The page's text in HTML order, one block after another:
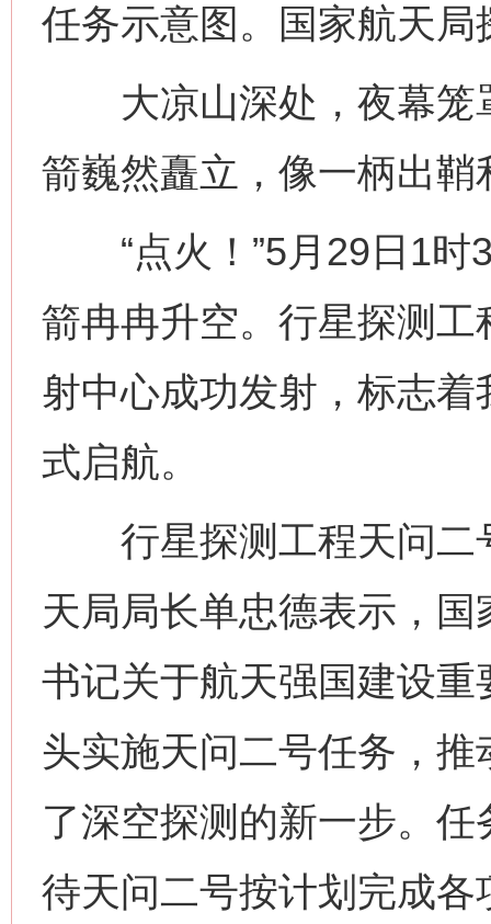
任务示意图。国家航天
大凉山深处，夜幕笼
箭巍然矗立，像一柄出鞘
“点火！”5月29日1时
箭冉冉升空。行星探测
射中心成功发射，标志
式启航。
行星探测工程天问二
天局局长单忠德表示，
书记关于航天强国建设
头实施天问二号任务，
了深空探测的新一步。
待天问二号按计划完成